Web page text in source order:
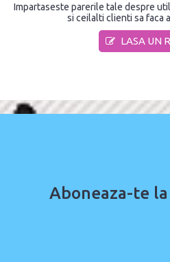
Impartaseste parerile tale despre
si ceilalti clienti sa faca
LASA UN
Aboneaza-te